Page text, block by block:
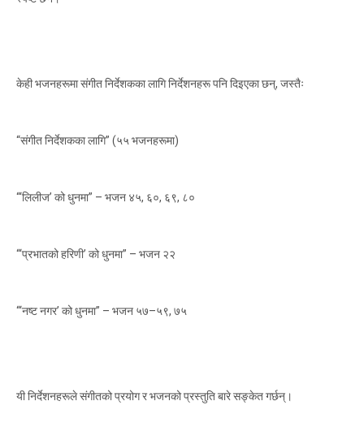
केही भजनहरूमा संगीत निर्देशकका लागि निर्देशनहरू पनि दिइएका छन्, जस्तैः
“संगीत निर्देशकका लागि” (५५ भजनहरूमा)
“‘लिलीज’ को धुनमा” – भजन ४५, ६०, ६९, ८०
“‘प्रभातको हरिणी’ को धुनमा” – भजन २२
“‘नष्ट नगर’ को धुनमा” – भजन ५७–५९, ७५
यी निर्देशनहरूले संगीतको प्रयोग र भजनको प्रस्तुति बारे सङ्केत गर्छन्।